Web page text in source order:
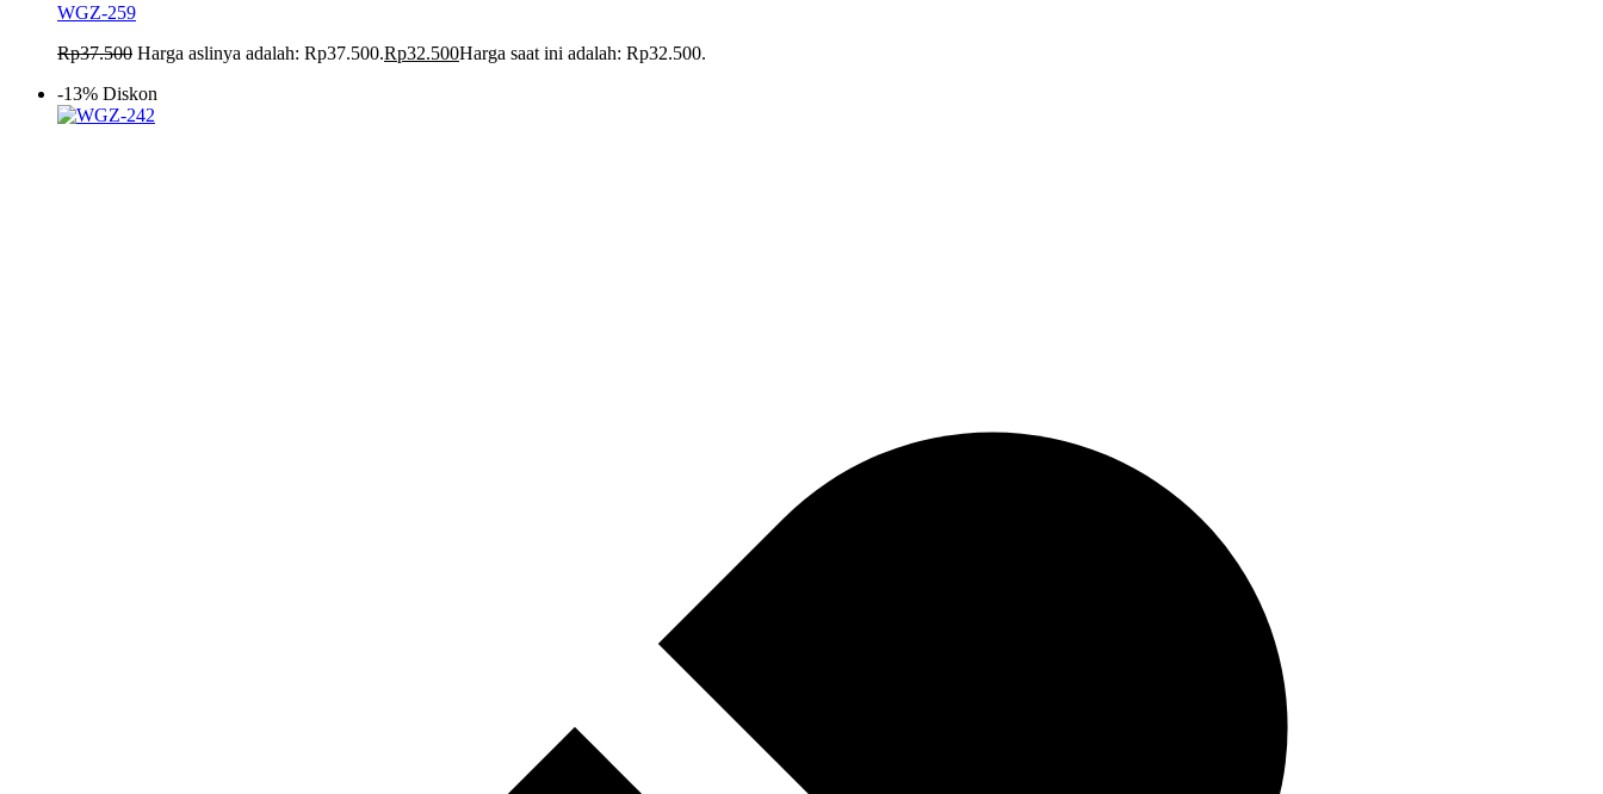
WGZ-259
Rp37.500 Harga aslinya adalah: Rp37.500.Rp32.500Harga saat ini adalah: Rp32.500.
-13% Diskon